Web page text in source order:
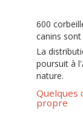
600
canins
La
poursuit à
nature.
Quelques
propre